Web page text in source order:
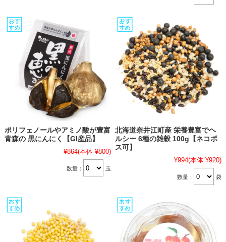
ポリフェノールやアミノ酸が豊富
青森の 黒にんにく【GI産品】
¥864(本体 ¥800)
数量： 玉
北海道奈井江町産 栄養豊富でヘ
ルシー 6種の雑穀 100g【ネコポ
ス可】
¥994(本体 ¥920)
数量： 袋